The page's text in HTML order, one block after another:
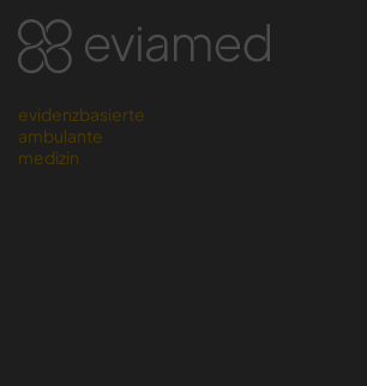
evidenzbasierte
ambulante
medizin